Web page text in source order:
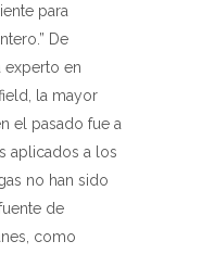
para
De
experto en
la mayor
el pasado fue a
aplicados a los
no han sido
de
como